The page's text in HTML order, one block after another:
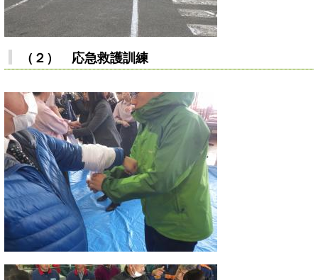
（２） 応急救護訓練